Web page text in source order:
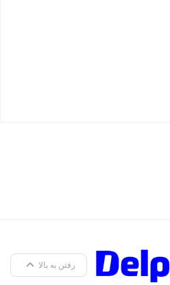
رفتن به بالا